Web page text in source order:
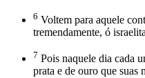
6 Voltem para aquele
tremendamente, ó
7 Pois naquele dia cada
prata e de ouro que suas